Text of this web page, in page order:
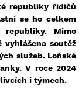
republiky řidičů
se ho celkem
republiky. Mimo
soutěž
služeb. Loňské
V roce 2024
i týmech.